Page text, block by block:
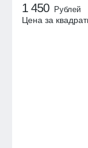
1 450 Рублей
Цена за